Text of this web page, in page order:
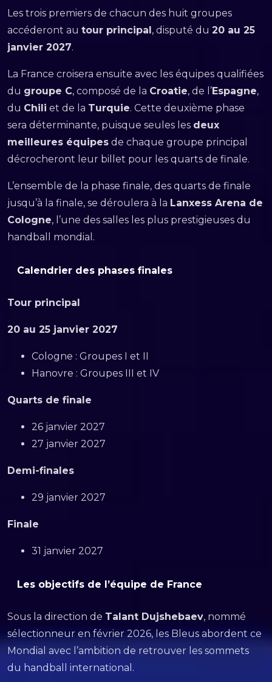
Les trois premiers de chacun des huit groupes
accéderont au tour principal, disputé du 20 au 25
janvier 2027.
La France croisera ensuite avec les équipes qualifiées
du groupe C, composé de la Croatie, de l’Espagne,
du Chili et de la Turquie. Cette deuxième phase
sera déterminante, puisque seules les deux
meilleures équipes de chaque groupe principal
décrocheront leur billet pour les quarts de finale.
L’ensemble de la phase finale, des quarts de finale
jusqu’à la finale, se déroulera à la Lanxess Arena de
Cologne, l’une des salles les plus prestigieuses du
handball mondial.
Calendrier des phases finales
Tour principal
20 au 25 janvier 2027
Cologne : Groupes I et II
Hanovre : Groupes III et IV
Quarts de finale
26 janvier 2027
27 janvier 2027
Demi-finales
29 janvier 2027
Finale
31 janvier 2027
Les objectifs de l’équipe de France
Sous la direction de Talant Dujshebaev, nommé
sélectionneur en février 2026, les Bleus abordent ce
Mondial avec l’ambition de retrouver les sommets
du handball international.